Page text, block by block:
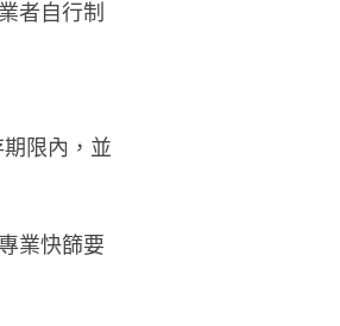
者自行制
限內，並
業快篩要